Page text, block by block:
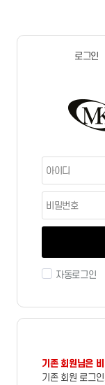
로그인
자동로그인
기존 회원님은
기존 회원 로그